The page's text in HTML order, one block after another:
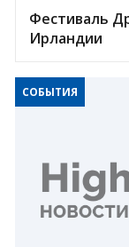
Фестиваль
Ирландии
СОБЫТИЯ